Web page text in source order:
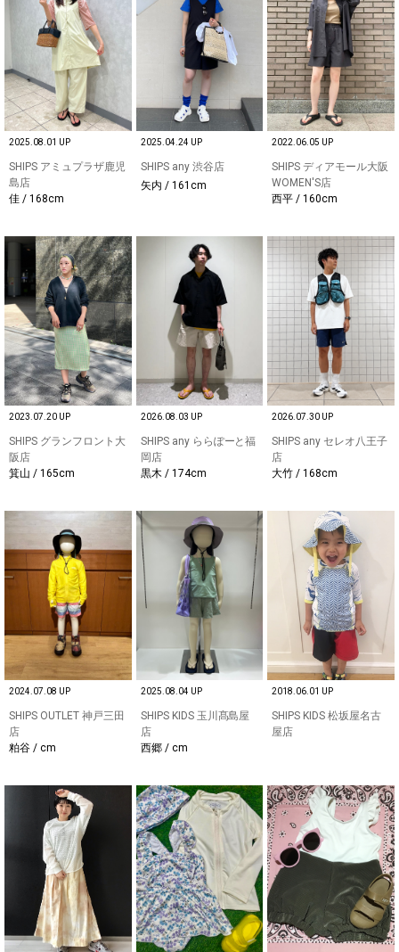
2025.08.01 UP
SHIPS アミュプラザ鹿児
島店
佳 / 168cm
2025.04.24 UP
SHIPS any 渋谷店
矢内 / 161cm
2022.06.05 UP
SHIPS ディアモール大阪
WOMEN'S店
西平 / 160cm
2023.07.20 UP
SHIPS グランフロント大
阪店
箕山 / 165cm
2026.08.03 UP
SHIPS any ららぽーと福
岡店
黒木 / 174cm
2026.07.30 UP
SHIPS any セレオ八王子
店
大竹 / 168cm
2024.07.08 UP
SHIPS OUTLET 神戸三田
店
粕谷 / cm
2025.08.04 UP
SHIPS KIDS 玉川髙島屋
店
西郷 / cm
2018.06.01 UP
SHIPS KIDS 松坂屋名古
屋店